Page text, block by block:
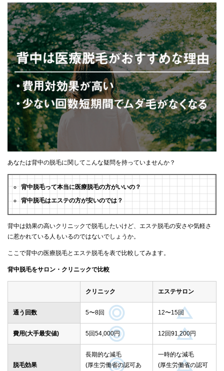
あなたは背中の脱毛に関してこんな疑問を持っていませんか？
背中脱毛って本当に医療脱毛の方がいいの？
背中脱毛はエステの方が安いのでは？
背中は効果の高いクリニックで脱毛したいけど、エステ脱毛の安さや気軽さ
に惹かれている人もいるのではないでしょうか。
ここで背中の医療脱毛とエステ脱毛を表で比較してみます。
背中脱毛をサロン・クリニックで比較
クリニック エステサロン
通う回数 5〜8回 12〜15回
費用(大手最安値) 5回54,000円 12回91,200円
脱毛効果
長期的な減毛
(厚生労働省の認可あ
一時的な減毛
(厚生労働省の認可